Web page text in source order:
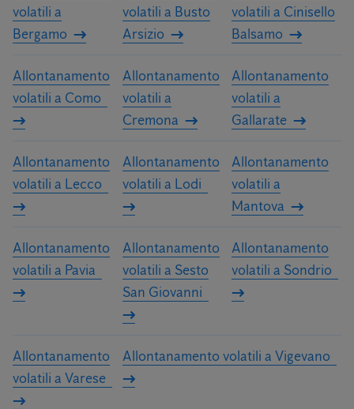
volatili a
Bergamo
volatili a Busto
Arsizio
volatili a Cinisello
Balsamo
Allontanamento
volatili a Como
Allontanamento
volatili a
Cremona
Allontanamento
volatili a
Gallarate
Allontanamento
volatili a Lecco
Allontanamento
volatili a Lodi
Allontanamento
volatili a
Mantova
Allontanamento
volatili a Pavia
Allontanamento
volatili a Sesto
San Giovanni
Allontanamento
volatili a Sondrio
Allontanamento
volatili a Varese
Allontanamento volatili a Vigevano